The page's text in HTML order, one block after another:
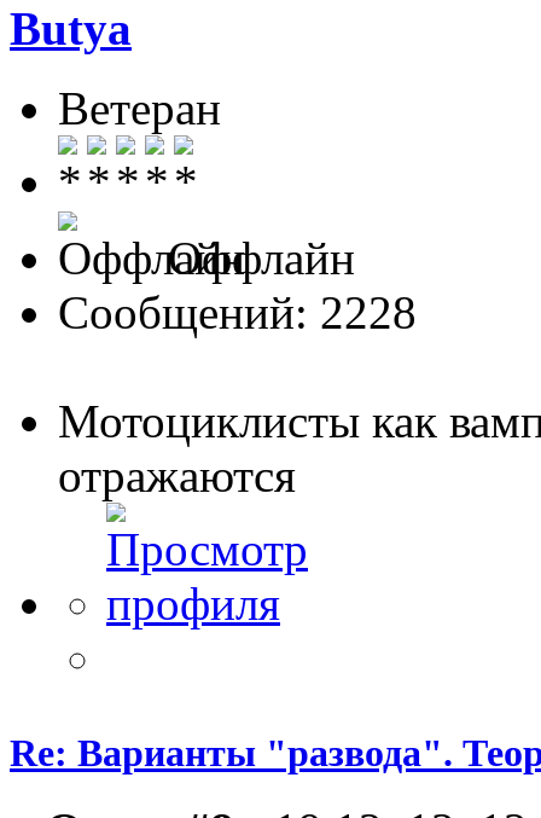
Butya
Ветеран
Оффлайн
Сообщений: 2228
Мотоциклисты как
отражаются
Re: Варианты "развода".